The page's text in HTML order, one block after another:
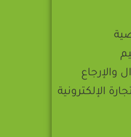
والإرجاع
الإلكترونية